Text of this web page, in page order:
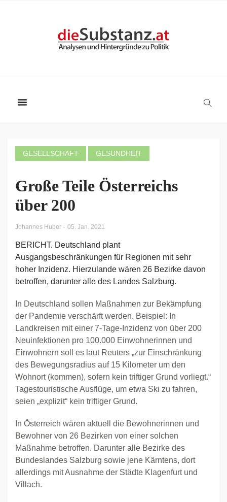
GESELLSCHAFT GESUNDHEIT
Große Teile Österreichs
über 200
Johannes Huber - 05. Jan. 2021
BERICHT. Deutschland plant
Ausgangsbeschränkungen für Regionen mit sehr
hoher Inzidenz. Hierzulande wären 26 Bezirke davon
betroffen, darunter alle des Landes Salzburg.
In Deutschland sollen Maßnahmen zur Bekämpfung
der Pandemie verschärft werden. Beispiel: In
Landkreisen mit einer 7-Tage-Inzidenz von über 200
Neuinfektionen pro 100.000 Einwohnerinnen und
Einwohnern soll es laut Reuters „zur Einschränkung
des Bewegungsradius auf 15 Kilometer um den
Wohnort (kommen), sofern kein triftiger Grund vorliegt.“
Tagestouristische Ausflüge, um etwa Ski zu fahren,
seien „explizit“ kein triftiger Grund.
In Österreich wären aktuell die Bewohnerinnen und
Bewohner von 26 Bezirken von einer solchen
Maßnahme betroffen. Darunter alle Bezirke des
Bundeslandes Salzburg sowie jene Kärntens, dort
allerdings mit Ausnahme der Städte Klagenfurt und
Villach.